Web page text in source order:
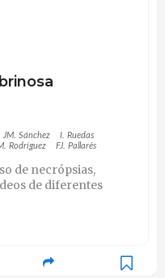
JM. Sánchez
I. Ruedas
Rodríguez FJ. Pallarés
de necrópsias,
de diferentes